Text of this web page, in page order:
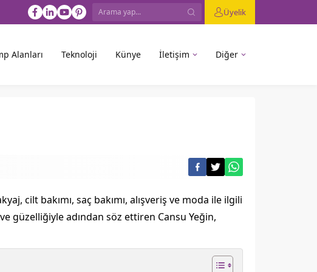
Üyelik
Alanları Teknoloji Künye İletişim Diğer
cilt bakımı, saç bakımı, alışveriş ve moda ile ilgili
güzelliğiyle adından söz ettiren Cansu Yeğin,